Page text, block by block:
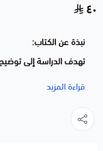
٤٠
نبذة عن الكتاب:
تهدف الدراسة إلى توضيح
وبيان الأحكام
على مخاطر منح المرأة
قراءة المزيد